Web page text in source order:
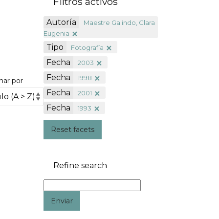
por
Autoría
Maestre Galindo, Clara
Eugenia
Tipo Fotografía
Fecha 2003
Fecha 1998
Fecha 2001
Fecha 1993
Reset facets
Refine search
Enviar